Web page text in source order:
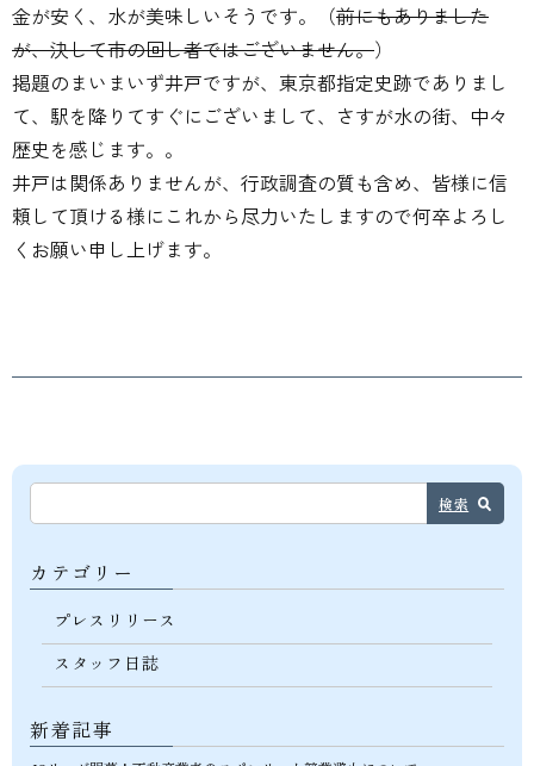
金が安く、水が美味しいそうです。（前にもありました
が、決して市の回し者ではございません。）
掲題のまいまいず井戸ですが、東京都指定史跡でありまし
て、駅を降りてすぐにございまして、さすが水の街、中々
歴史を感じます。。
井戸は関係ありませんが、行政調査の質も含め、皆様に信
頼して頂ける様にこれから尽力いたしますので何卒よろし
くお願い申し上げます。
検索
カテゴリー
プレスリリース
スタッフ日誌
新着記事